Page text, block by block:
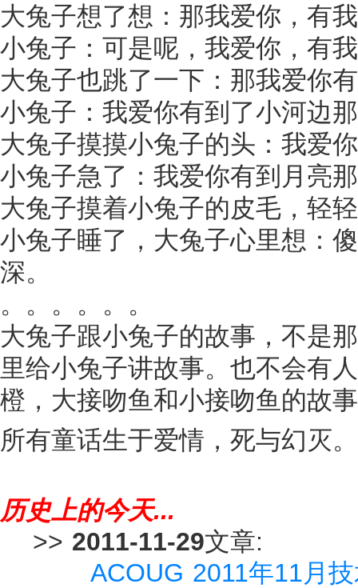
大兔子想了想：那我爱你，有
小兔子：可是呢，我爱你，有
大兔子也跳了一下：那我爱你
小兔子：我爱你有到了小河边
大兔子摸摸小兔子的头：我爱
小兔子急了：我爱你有到月亮
大兔子摸着小兔子的皮毛，轻
小兔子睡了，大兔子心里想：
深。
。。。。。。
大兔子跟小兔子的故事，不是
里给小兔子讲故事。也不会有
橙，大接吻鱼和小接吻鱼的故
所有童话生于爱情，死与幻灭。
历史上的今天...
>> 2011-11-29文章:
ACOUG 2011年11月